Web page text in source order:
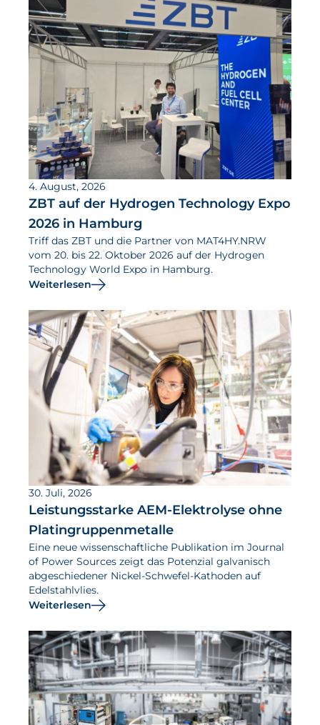
4. August, 2026
ZBT auf der Hydrogen Technology Expo
2026 in Hamburg
Triff das ZBT und die Partner von MAT4HY.NRW
vom 20. bis 22. Oktober 2026 auf der Hydrogen
Technology World Expo in Hamburg.
Weiterlesen
30. Juli, 2026
Leistungsstarke AEM-Elektrolyse ohne
Platingruppenmetalle
Eine neue wissenschaftliche Publikation im Journal
of Power Sources zeigt das Potenzial galvanisch
abgeschiedener Nickel-Schwefel-Kathoden auf
Edelstahlvlies.
Weiterlesen